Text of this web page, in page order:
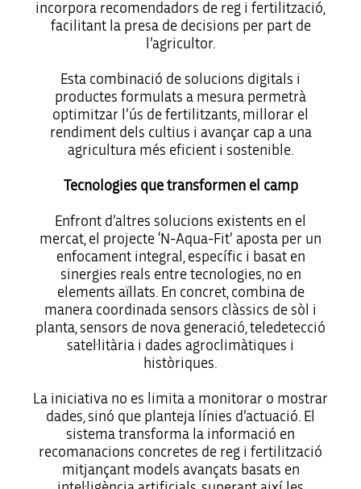
incorpora recomendadors de reg i fertilització,
facilitant la presa de decisions per part de
l’agricultor.
Esta combinació de solucions digitals i
productes formulats a mesura permetrà
optimitzar l’ús de fertilitzants, millorar el
rendiment dels cultius i avançar cap a una
agricultura més eficient i sostenible.
Tecnologies que transformen el camp
Enfront d’altres solucions existents en el
mercat, el projecte ‘N-Aqua-Fit’ aposta per un
enfocament integral, específic i basat en
sinergies reals entre tecnologies, no en
elements aïllats. En concret, combina de
manera coordinada sensors clàssics de sòl i
planta, sensors de nova generació, teledetecció
satel·litària i dades agroclimàtiques i
històriques.
La iniciativa no es limita a monitorar o mostrar
dades, sinó que planteja línies d’actuació. El
sistema transforma la informació en
recomanacions concretes de reg i fertilització
mitjançant models avançats basats en